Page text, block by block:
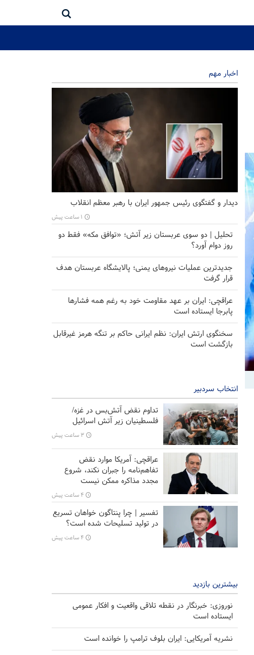
اخبار مهم
دیدار و گفتگوی رئیس جمهور ایران با رهبر معظم انقلاب
۱ ساعت پیش
تحلیل | دو سوی عربستان زیر آتش؛ «توافق مکه» فقط دو
روز دوام آورد؟
جدیدترین عملیات نیروهای یمنی؛ پالایشگاه عربستان هدف
قرار گرفت
عراقچی: ایران بر عهد مقاومت خود به رغم همه فشارها
پابرجا ایستاده است
سخنگوی ارتش ایران: نظم ایرانی حاکم بر تنگه هرمز غیرقابل
بازگشت است
انتخاب سردبیر
تداوم نقض آتش‌بس در غزه/
فلسطینیان زیر آتش اسرائیل
۳ ساعت پیش
عراقچی: آمریکا موارد نقض
تفاهم‌نامه را جبران نکند، شروع
مجدد مذاکره ممکن نیست
۴ ساعت پیش
تفسیر | چرا پنتاگون خواهان تسریع
در تولید تسلیحات شده است؟
۴ ساعت پیش
بیشترین بازدید
نوروزی: خبرنگار در نقطه تلاقی واقعیت و افکار عمومی
ایستاده است
نشریه آمریکایی: ایران بلوف ترامپ را خوانده است